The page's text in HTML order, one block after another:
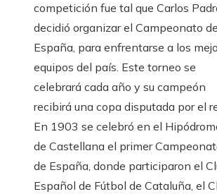
competición fue tal que Carlos
decidió organizar el Campeonato de
España, para enfrentarse a los
equipos del país. Este torneo se
celebrará cada año y su campeón
recibirá una copa disputada por el
En 1903 se celebró en el
de Castellana el primer
de España, donde participaron el
Español de Fútbol de Cataluña, el